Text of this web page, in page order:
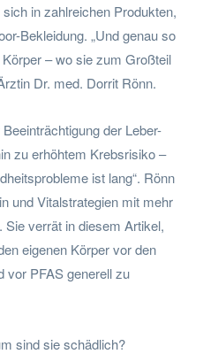
in zahlreichen Produkten,
Bekleidung. „Und genau so
– wo sie zum Großteil
Dr. med. Dorrit Rönn.
der Leber-
zu erhöhtem Krebsrisiko –
ist lang“. Rönn
und Vitalstrategien mit mehr
verrät in diesem Artikel,
eigenen Körper vor den
vor PFAS generell zu
sind sie schädlich?